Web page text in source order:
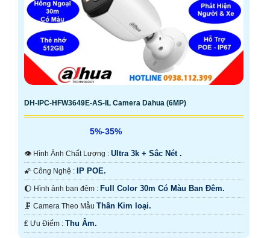
DH-IPC-HFW3649E-AS-IL Camera Dahua (6MP)
5%-35%
👁 Hình Ành Chất Lượng : Ultra 3k + Sắc Nét .
🌠 Công Nghệ : IP POE.
🌔 Hình ảnh ban đêm : Full Color 30m Có Màu Ban Ðêm.
🗜️ Camera Theo Mẫu Thân Kim loại.
️₤ Ưu Điểm : Thu Âm.